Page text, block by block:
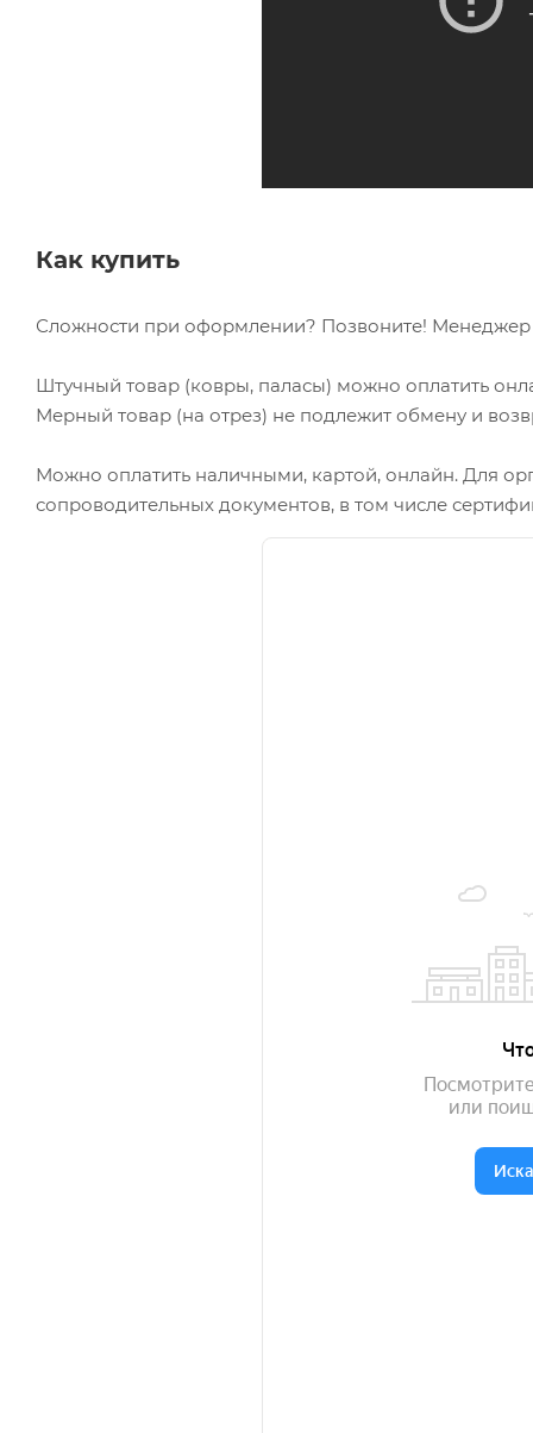
Как купить
Сложности при оформлении? Позвоните! Менеджер
Штучный товар (ковры, паласы) можно оплатить
Мерный товар (на отрез) не подлежит обмену и
Можно оплатить наличными, картой, онлайн. Для
сопроводительных документов, в том числе